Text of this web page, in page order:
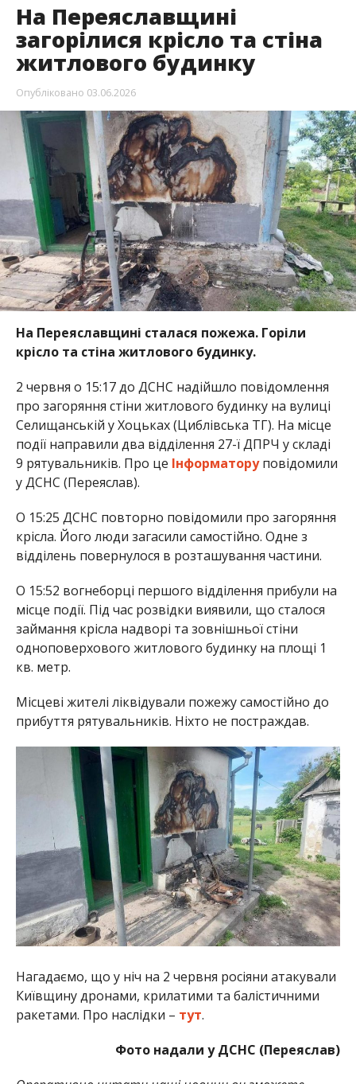
На Переяславщині
загорілися крісло та стіна
житлового будинку
Опубліковано 03.06.2026
На Переяславщині сталася пожежа. Горіли
крісло та стіна житлового будинку.
2 червня о 15:17 до ДСНС надійшло повідомлення
про загоряння стіни житлового будинку на вулиці
Селищанській у Хоцьках (Циблівська ТГ). На місце
події направили два відділення 27-ї ДПРЧ у складі
9 рятувальників. Про це Інформаторуповідомили
у ДСНС (Переяслав).
О 15:25 ДСНС повторно повідомили про загоряння
крісла. Його люди загасили самостійно. Одне з
відділень повернулося в розташування частини.
О 15:52 вогнеборці першого відділення прибули на
місце події. Під час розвідки виявили, що сталося
займання крісла надворі та зовнішньої стіни
одноповерхового житлового будинку на площі 1
кв. метр.
Місцеві жителі ліквідували пожежу самостійно до
прибуття рятувальників. Ніхто не постраждав.
Нагадаємо, що у ніч на 2 червня росіяни атакували
Київщину дронами, крилатими та балістичними
ракетами. Про наслідки – тут.
Фото надали у ДСНС (Переяслав)